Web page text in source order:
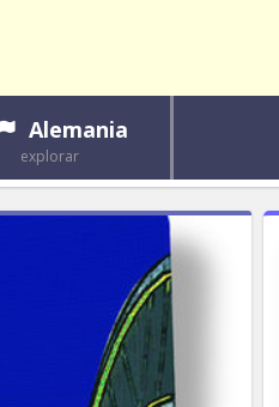
Alemania
explorar